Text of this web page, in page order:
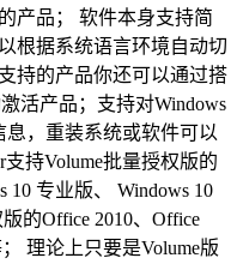
产品； 软件本身支持简
根据系统语言环境自动切
持的产品你还可以通过搭
活产品；支持对Windows
，重装系统或软件可以
持Volume批量授权版的
10 专业版、 Windows 10
的Office 2010、Office
理论上只要是Volume版